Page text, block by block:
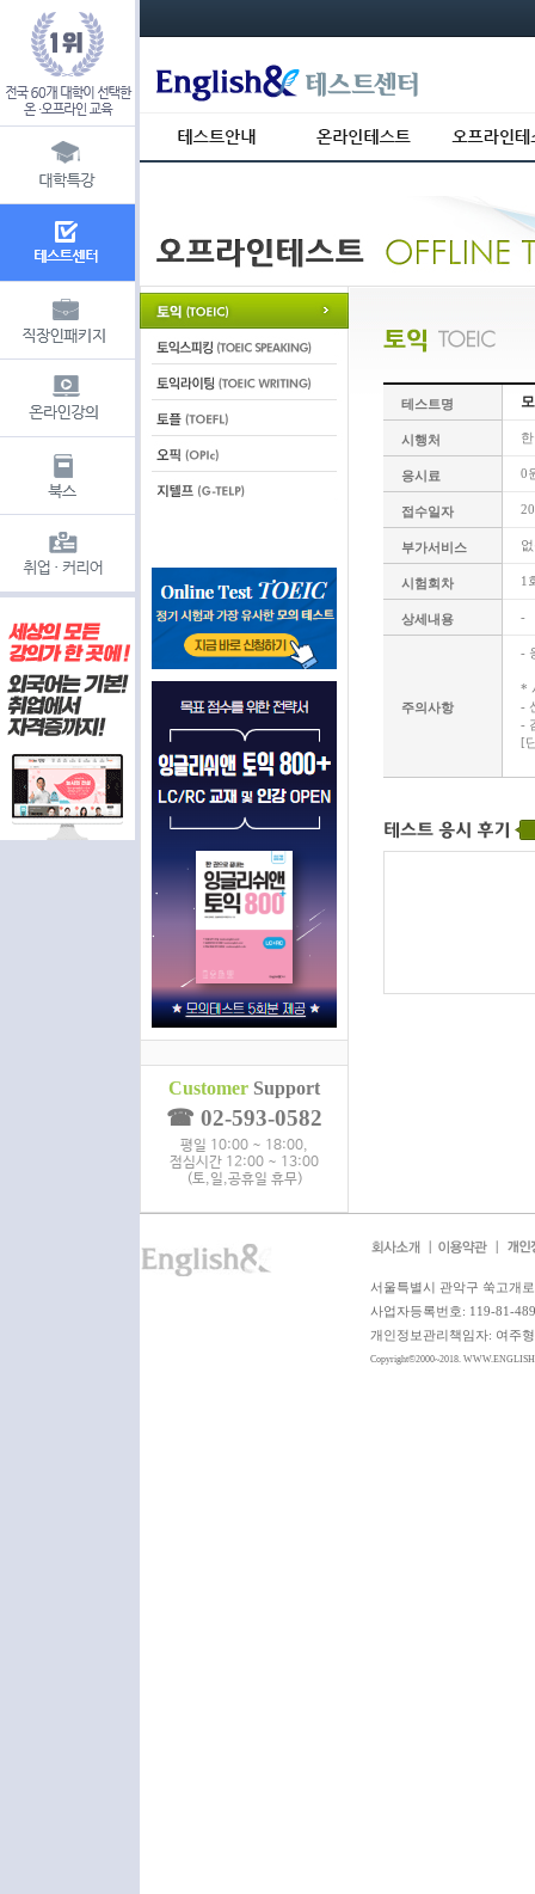
Customer Support
☎ 02-593-0582
평일 10:00 ~ 18:00,
점심시간 12:00 ~ 13:00
(토,일,공휴일 휴무)
테스트명
시행처
응시료 0
접수일자
부가서비스
시험회차 1
상세내용 -
주의사항
-
*
-
-
[
서울특별시 관악구 쑥고개
사업자등록번호: 119-81-
개인정보관리책임자: 여주
Copyright©2000~2018.